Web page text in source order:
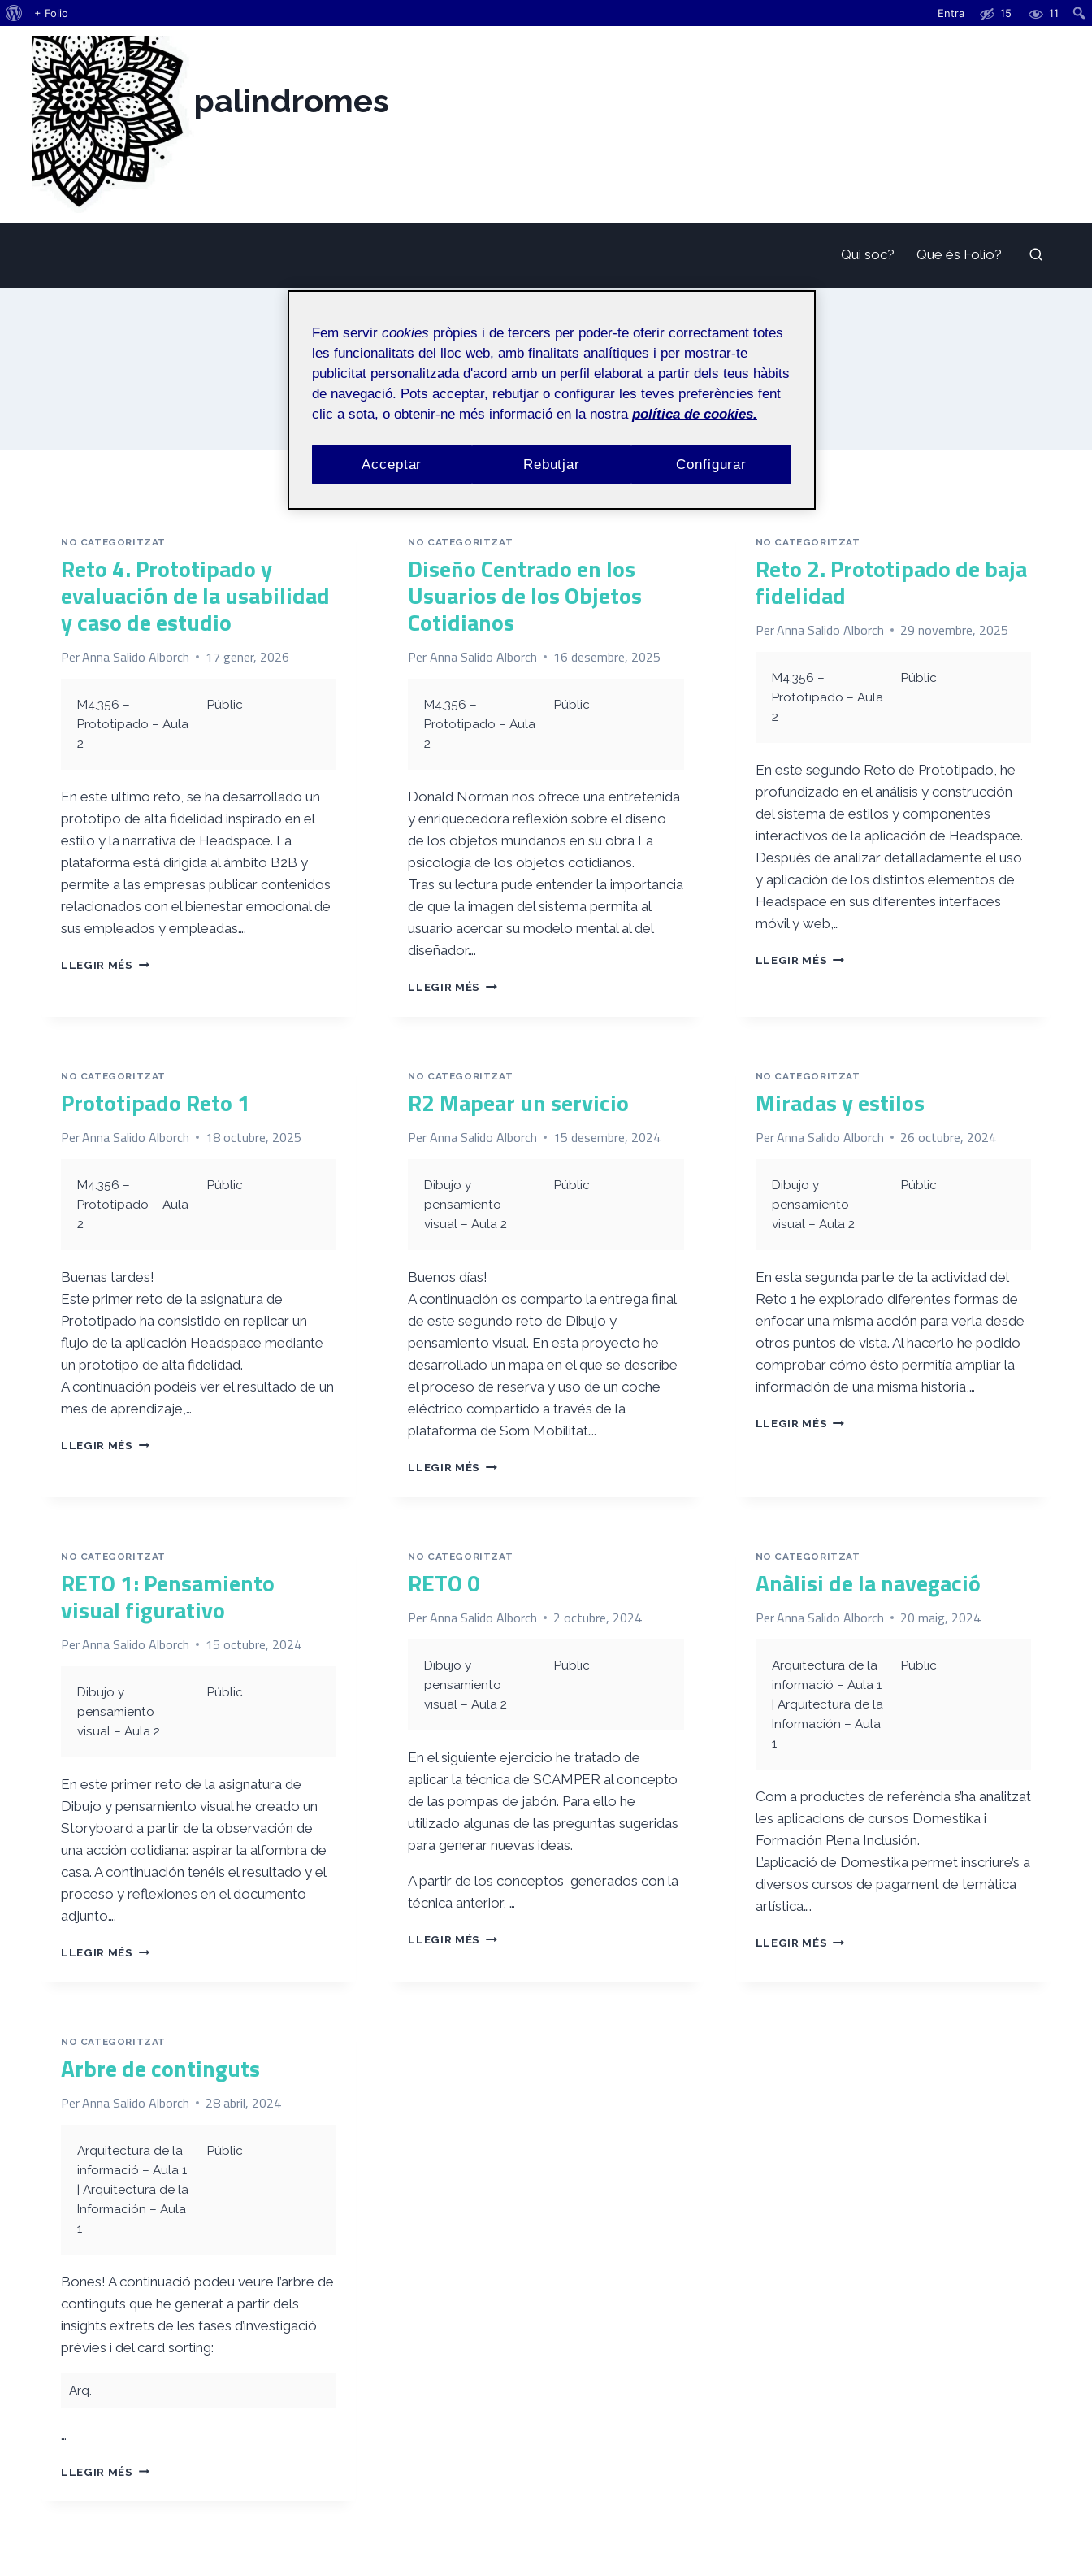
Quant
WordPress
+ Folio Entra 15 11
contingut
palindromes
Qui soc? Què és Folio?
No categoritzat
Inici No categoritzat
NO CATEGORITZAT
Reto 4. Prototipado y
evaluación de la usabilidad
y caso de estudio
PerAnna Salido Alborch 17 gener, 2026
M4.356 –
Prototipado – Aula
2
Públic
En este último reto, se ha desarrollado un
prototipo de alta fidelidad inspirado en el
estilo y la narrativa de Headspace. La
plataforma está dirigida al ámbito B2B y
permite a las empresas publicar contenidos
relacionados con el bienestar emocional de
sus empleados y empleadas….
LLEGIR MÉS RETO
USABILIDAD
Y
CASO
DE
NO CATEGORITZAT
Diseño Centrado en los
Usuarios de los Objetos
Cotidianos
PerAnna Salido Alborch 16 desembre, 2025
M4.356 –
Prototipado – Aula
2
Públic
Donald Norman nos ofrece una entretenida
y enriquecedora reflexión sobre el diseño
de los objetos mundanos en su obra La
psicología de los objetos cotidianos.
Tras su lectura pude entender la importancia
de que la imagen del sistema permita al
usuario acercar su modelo mental al del
diseñador….
LLEGIR MÉS DISEÑO
OBJETOS
NO CATEGORITZAT
Reto 2. Prototipado de baja
fidelidad
PerAnna Salido Alborch 29 novembre, 2025
M4.356 –
Prototipado – Aula
2
Públic
En este segundo Reto de Prototipado, he
profundizado en el análisis y construcción
del sistema de estilos y componentes
interactivos de la aplicación de Headspace.
Después de analizar detalladamente el uso
y aplicación de los distintos elementos de
Headspace en sus diferentes interfaces
móvil y web,…
LLEGIR MÉS RETO
NO CATEGORITZAT
Prototipado Reto 1
PerAnna Salido Alborch 18 octubre, 2025
M4.356 –
Prototipado – Aula
2
Públic
Buenas tardes!
Este primer reto de la asignatura de
Prototipado ha consistido en replicar un
flujo de la aplicación Headspace mediante
un prototipo de alta fidelidad.
A continuación podéis ver el resultado de un
mes de aprendizaje,…
LLEGIR MÉS PROTOTIPADO
NO CATEGORITZAT
R2 Mapear un servicio
PerAnna Salido Alborch 15 desembre, 2024
Dibujo y
pensamiento
visual – Aula 2
Públic
Buenos días!
A continuación os comparto la entrega final
de este segundo reto de Dibujo y
pensamiento visual. En esta proyecto he
desarrollado un mapa en el que se describe
el proceso de reserva y uso de un coche
eléctrico compartido a través de la
plataforma de Som Mobilitat….
LLEGIR MÉS R2
NO CATEGORITZAT
Miradas y estilos
PerAnna Salido Alborch 26 octubre, 2024
Dibujo y
pensamiento
visual – Aula 2
Públic
En esta segunda parte de la actividad del
Reto 1 he explorado diferentes formas de
enfocar una misma acción para verla desde
otros puntos de vista. Al hacerlo he podido
comprobar cómo ésto permitía ampliar la
información de una misma historia,…
LLEGIR MÉS MIRADAS
NO CATEGORITZAT
RETO 1: Pensamiento
visual figurativo
PerAnna Salido Alborch 15 octubre, 2024
Dibujo y
pensamiento
visual – Aula 2
Públic
En este primer reto de la asignatura de
Dibujo y pensamiento visual he creado un
Storyboard a partir de la observación de
una acción cotidiana: aspirar la alfombra de
casa. A continuación tenéis el resultado y el
proceso y reflexiones en el documento
adjunto….
LLEGIR MÉS RETO
NO CATEGORITZAT
RETO 0
PerAnna Salido Alborch 2 octubre, 2024
Dibujo y
pensamiento
visual – Aula 2
Públic
En el siguiente ejercicio he tratado de
aplicar la técnica de SCAMPER al concepto
de las pompas de jabón. Para ello he
utilizado algunas de las preguntas sugeridas
para generar nuevas ideas.
A partir de los conceptos generados con la
técnica anterior, …
LLEGIR MÉS RETO
NO CATEGORITZAT
Anàlisi de la navegació
PerAnna Salido Alborch 20 maig, 2024
Arquitectura de la
informació – Aula 1
| Arquitectura de la
Información – Aula
1
Públic
Com a productes de referència s’ha analitzat
les aplicacions de cursos Domestika i
Formación Plena Inclusión.
L’aplicació de Domestika permet inscriure’s a
diversos cursos de pagament de temàtica
artística….
LLEGIR MÉS ANÀLISI
NO CATEGORITZAT
Arbre de continguts
PerAnna Salido Alborch 28 abril, 2024
Arquitectura de la
informació – Aula 1
| Arquitectura de la
Información – Aula
1
Públic
Bones! A continuació podeu veure l’arbre de
continguts que he generat a partir dels
insights extrets de les fases d’investigació
prèvies i del card sorting:
Arq.
…
LLEGIR MÉS ARBRE
Fem servir cookies pròpies i de tercers per poder-te oferir correctament totes
les funcionalitats del lloc web, amb finalitats analítiques i per mostrar-te
publicitat personalitzada d'acord amb un perfil elaborat a partir dels teus hàbits
de navegació. Pots acceptar, rebutjar o configurar les teves preferències fent
clic a sota, o obtenir-ne més informació en la nostra política de cookies.
Rebutjar
Acceptar Configurar